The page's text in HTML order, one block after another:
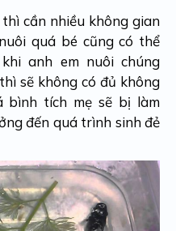
cần nhiều không gian
quá bé cũng có thể
anh em nuôi chúng
sẽ không có đủ không
bình tích mẹ sẽ bị làm
đến quá trình sinh đẻ